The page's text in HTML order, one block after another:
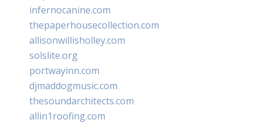
infernocanine.com
thepaperhousecollection.com
allisonwillisholley.com
solslite.org
portwayinn.com
djmaddogmusic.com
thesoundarchitects.com
allin1roofing.com